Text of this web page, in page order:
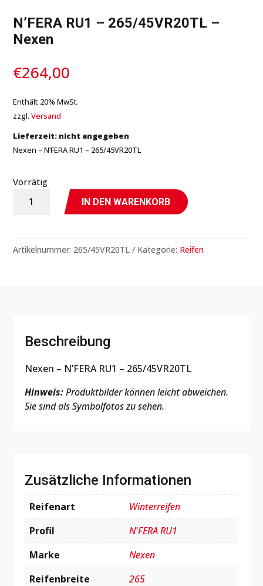
N’FERA RU1 – 265/45VR20TL –
Nexen
€264,00
Enthält 20% MwSt.
zzgl.Versand
Lieferzeit: nicht angegeben
Nexen – N’FERA RU1 – 265/45VR20TL
Vorrätig
N'FERA
265/45VR20TL
-
IN DEN WARENKORB
Artikelnummer: 265/45VR20TL Kategorie: Reifen
Beschreibung
Nexen – N’FERA RU1 – 265/45VR20TL
Hinweis:Produktbilder können leicht abweichen.
Sie sind als Symbolfotos zu sehen.
Zusätzliche Informationen
Reifenart
Winterreifen
Profil
N'FERA RU1
Marke
Nexen
Reifenbreite
265